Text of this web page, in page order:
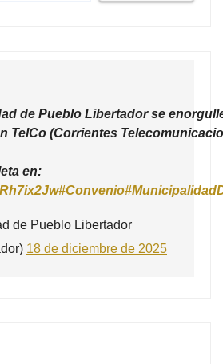
de Pueblo Libertador se
TelCo (Corrientes
en:
#Convenio
de Pueblo Libertador
18 de diciembre de 2025